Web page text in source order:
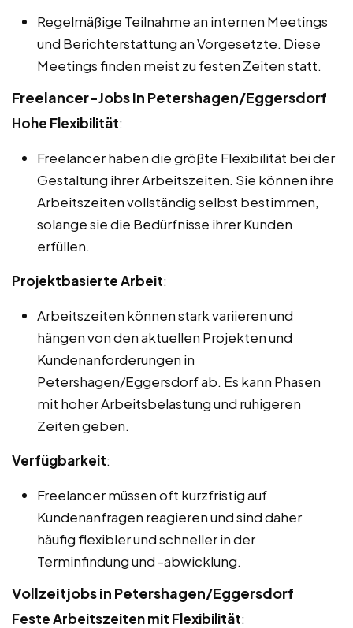
Regelmäßige Teilnahme an internen Meetings
und Berichterstattung an Vorgesetzte. Diese
Meetings finden meist zu festen Zeiten statt.
Freelancer-Jobs in Petershagen/Eggersdorf
Hohe Flexibilität:
Freelancer haben die größte Flexibilität bei der
Gestaltung ihrer Arbeitszeiten. Sie können ihre
Arbeitszeiten vollständig selbst bestimmen,
solange sie die Bedürfnisse ihrer Kunden
erfüllen.
Projektbasierte Arbeit:
Arbeitszeiten können stark variieren und
hängen von den aktuellen Projekten und
Kundenanforderungen in
Petershagen/Eggersdorf ab. Es kann Phasen
mit hoher Arbeitsbelastung und ruhigeren
Zeiten geben.
Verfügbarkeit:
Freelancer müssen oft kurzfristig auf
Kundenanfragen reagieren und sind daher
häufig flexibler und schneller in der
Terminfindung und -abwicklung.
Vollzeitjobs in Petershagen/Eggersdorf
Feste Arbeitszeiten mit Flexibilität: